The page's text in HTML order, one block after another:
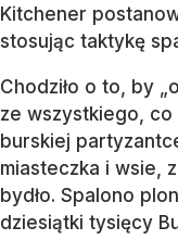
Kitchener
stosując taktykę
Chodziło o to, by
ze wszystkiego, co
burskiej
miasteczka i wsie,
bydło. Spalono
dziesiątki tysięcy